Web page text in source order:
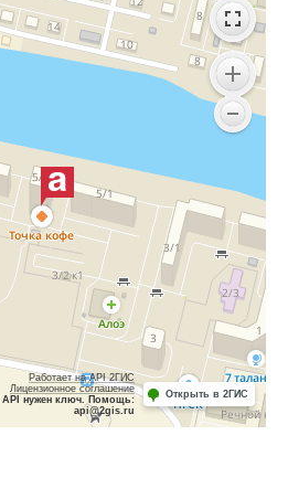
Работает на API 2ГИС
Лицензионное соглашение
API нужен ключ. Помощь:
api@2gis.ru
Открыть в 2ГИС